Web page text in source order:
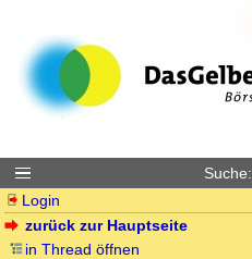
Suche:
Login
zurück zur Hauptseite
in Thread öffnen